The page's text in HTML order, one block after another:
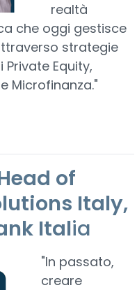
realtà
che oggi gestisce
strategie
Equity,
Microfinanza."
of
Italy,
Italia
"In passato,
creare